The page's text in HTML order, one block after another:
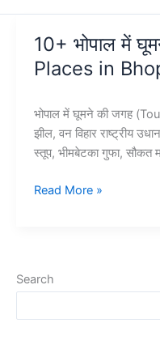
10+ भोपाल में
Places in
भोपाल में घूमने की जगह
झील, वन विहार राष्ट्रीय
स्तूप, भीमबेटका गुफा, सौकत
10+
जगह
Read More »
Search